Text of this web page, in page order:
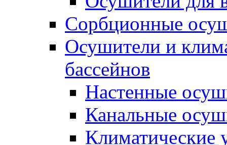
Сорбционные
Осушители и
бассейнов
Настенные
Канальные
Климатические